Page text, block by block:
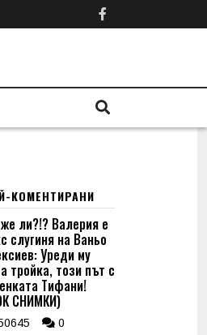
КОМЕНТИРАНИ
ли?!? Валерия е
слугиня на Ваньо
Уреди му
тройка, този път с
Тифани!
СНИМКИ)
0